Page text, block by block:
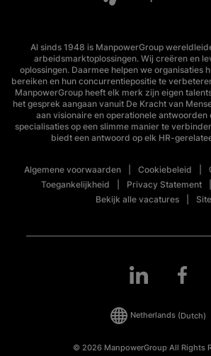
Al sinds 1948 is ManpowerGroup
arbeidsmarktoplossingen. Wij creëren en
oplossingen. Daarmee helpen we organisaties
bereiken en hun concurrentiepositie te
ManpowerGroup heeft elk merk zijn eigen
het gesprek aangaan vanuit De Kracht van
aan visionaire en operationele antwoorden
specialisaties op een slimme manier te
biedt een antwoord op elk HR-
Algemene voorwaarden Cookiebeleid
Toegankelijkheid Privacy Statement
Bekijk alle vacatures
© 2026 ManpowerGroup All Rights
Netherlands (Dutch)